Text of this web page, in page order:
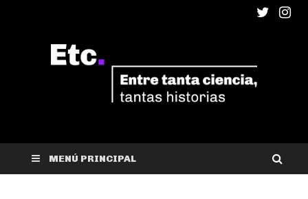
ETC
MENÚ PRINCIPAL